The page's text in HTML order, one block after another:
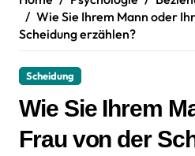
Wie Sie Ihrem Mann oder
Scheidung erzählen?
Scheidung
Wie Sie Ihrem
Frau von der